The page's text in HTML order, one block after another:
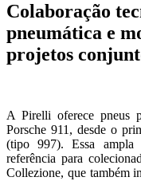
Colaboração
pneumática e
projetos
A Pirelli oferece pneus
Porsche 911, desde o
(tipo 997). Essa
referência para
Collezione, que também